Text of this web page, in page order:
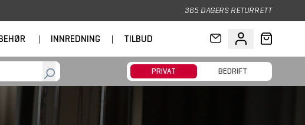
365 DAGERS RETURRETT
| INNREDNING | TILBUD
PRIVAT BEDRIFT